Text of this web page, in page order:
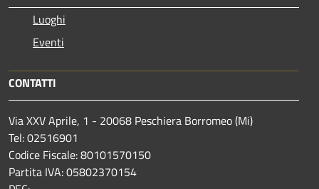
Luoghi
Eventi
CONTATTI
Via XXV Aprile, 1 - 20068 Peschiera Borromeo (Mi)
Tel: 02516901
Codice Fiscale: 80101570150
Partita IVA: 05802370154